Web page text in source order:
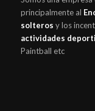
principalmente al
solteros y los
actividades
Paintball etc